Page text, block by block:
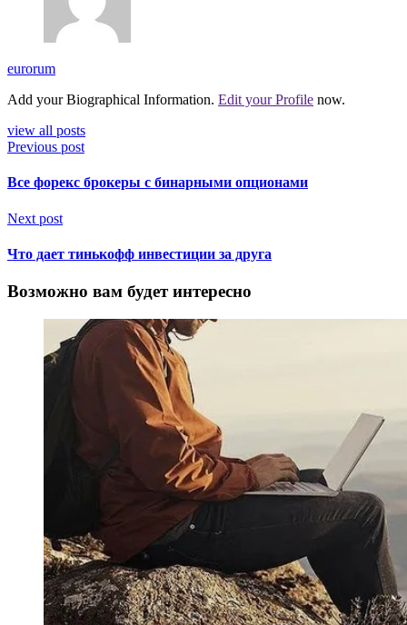
eurorum
Add your Biographical Information. Edit your Profile now.
view all posts
Previous post
Все форекс брокеры с бинарными опционами
Next post
Что дает тинькофф инвестиции за друга
Возможно вам будет интересно